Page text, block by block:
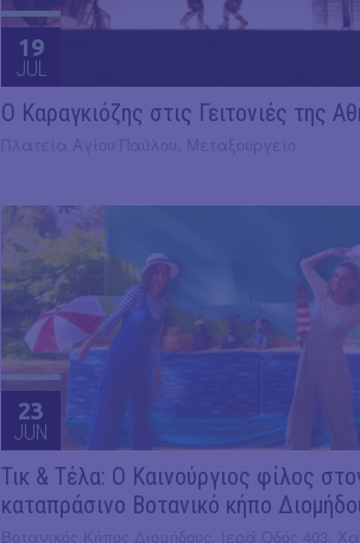
19
JUL
​Ο Καραγκιόζης στις Γειτονιές της
23
JUN
Τικ & Τέλα: Ο Καινούργιος φίλος
καταπράσινο Βοτανικό κήπο